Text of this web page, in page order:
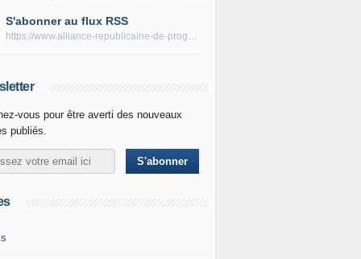
S'abonner au flux RSS
https://www.alliance-republicaine-de-progres.com/rss
vous pour être averti des nouveaux
publiés.